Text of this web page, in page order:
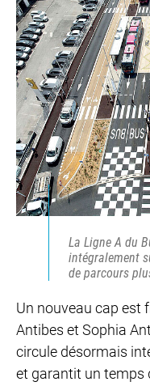
La Ligne A du
intégralement
de parcours
Un nouveau cap est
Antibes et Sophia
circule désormais
et garantit un temps